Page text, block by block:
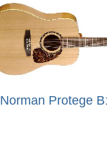
Norman Protege